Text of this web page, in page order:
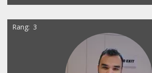
Rang 3